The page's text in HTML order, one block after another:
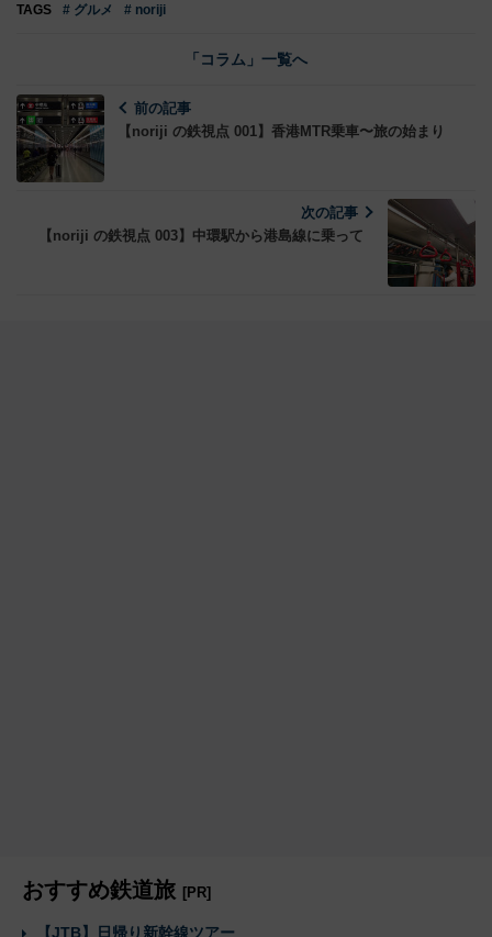
TAGS # グルメ # noriji
「コラム」一覧へ
前の記事
【noriji の鉄視点 001】香港MTR乗車〜旅の始まり
次の記事
【noriji の鉄視点 003】中環駅から港島線に乗って
おすすめ鉄道旅 [PR]
【JTB】日帰り新幹線ツアー